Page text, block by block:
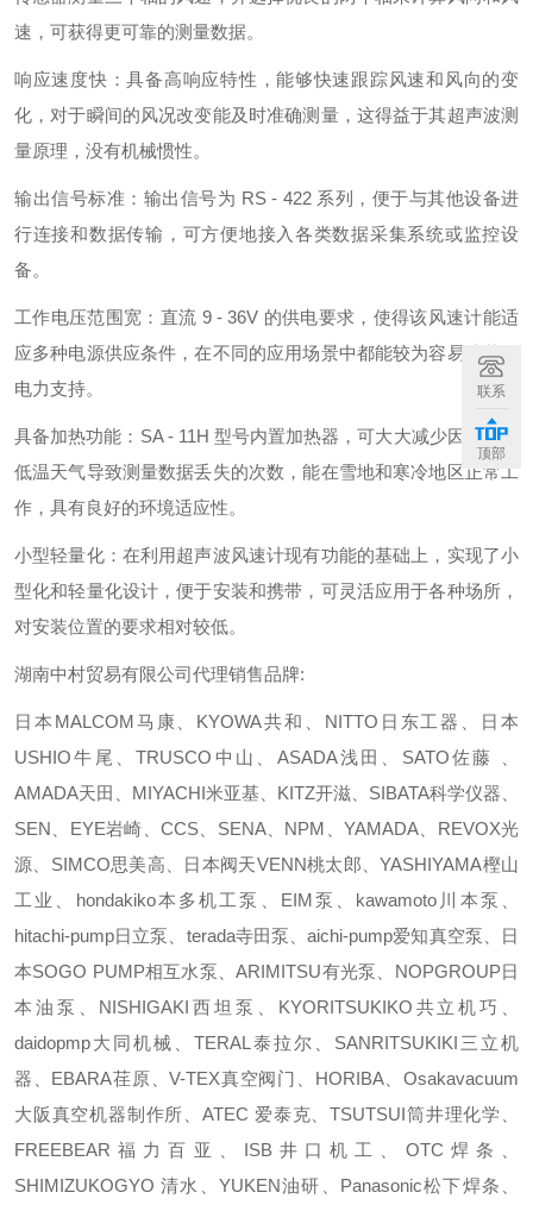
速，可获得更可靠的测量数据。
响应速度快：具备高响应特性，能够快速跟踪风速和风向的变
化，对于瞬间的风况改变能及时准确测量，这得益于其超声波测
量原理，没有机械惯性。
输出信号标准：输出信号为 RS - 422 系列，便于与其他设备进
行连接和数据传输，可方便地接入各类数据采集系统或监控设
备。
工作电压范围宽：直流 9 - 36V 的供电要求，使得该风速计能适
应多种电源供应条件，在不同的应用场景中都能较为容易地获取
电力支持。
具备加热功能：SA - 11H 型号内置加热器，可大大减少因下雪等
低温天气导致测量数据丢失的次数，能在雪地和寒冷地区正常工
作，具有良好的环境适应性。
小型轻量化：在利用超声波风速计现有功能的基础上，实现了小
型化和轻量化设计，便于安装和携带，可灵活应用于各种场所，
对安装位置的要求相对较低。
湖南中村贸易有限公司代理销售品牌:
日本MALCOM马康、KYOWA共和、NITTO日东工器、日本
USHIO牛尾、TRUSCO中山、ASADA浅田、SATO佐藤 、
AMADA天田、MIYACHI米亚基、KITZ开滋、SIBATA科学仪器、
SEN、EYE岩崎、CCS、SENA、NPM、YAMADA、REVOX光
源、SIMCO思美高、日本阀天VENN桃太郎、YASHIYAMA樫山
工业、hondakiko本多机工泵、EIM泵、kawamoto川本泵、
hitachi-pump日立泵、terada寺田泵、aichi-pump爱知真空泵、日
本SOGO PUMP相互水泵、ARIMITSU有光泵、NOPGROUP日
本油泵、NISHIGAKI西坦泵、KYORITSUKIKO共立机巧、
daidopmp大同机械、TERAL泰拉尔、SANRITSUKIKI三立机
器、EBARA荏原、V-TEX真空阀门、HORIBA、Osakavacuum
大阪真空机器制作所、ATEC 爱泰克、TSUTSUI筒井理化学、
FREEBEAR福力百亚、ISB井口机工、OTC焊条、
SHIMIZUKOGYO 清水、YUKEN油研、Panasonic松下焊条、
联系
顶部